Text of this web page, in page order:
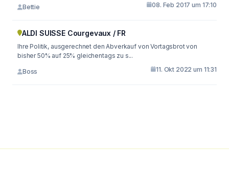
Bettie 08. Feb 2017 um 17:10
ALDI SUISSE Courgevaux / FR
Ihre Politik, ausgerechnet den Abverkauf von Vortagsbrot von
bisher 50% auf 25% gleichentags zu s...
Boss 11. Okt 2022 um 11:31